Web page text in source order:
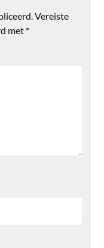
Vereiste
met *